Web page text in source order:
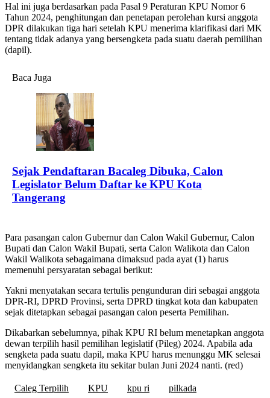
Hal ini juga berdasarkan pada Pasal 9 Peraturan KPU Nomor 6
Tahun 2024, penghitungan dan penetapan perolehan kursi anggota
DPR dilakukan tiga hari setelah KPU menerima klarifikasi dari MK
tentang tidak adanya yang bersengketa pada suatu daerah pemilihan
(dapil).
Baca Juga
Sejak Pendaftaran Bacaleg Dibuka, Calon
Legislator Belum Daftar ke KPU Kota
Tangerang
Para pasangan calon Gubernur dan Calon Wakil Gubernur, Calon
Bupati dan Calon Wakil Bupati, serta Calon Walikota dan Calon
Wakil Walikota sebagaimana dimaksud pada ayat (1) harus
memenuhi persyaratan sebagai berikut:
Yakni menyatakan secara tertulis pengunduran diri sebagai anggota
DPR-RI, DPRD Provinsi, serta DPRD tingkat kota dan kabupaten
sejak ditetapkan sebagai pasangan calon peserta Pemilihan.
Dikabarkan sebelumnya, pihak KPU RI belum menetapkan anggota
dewan terpilih hasil pemilihan legislatif (Pileg) 2024. Apabila ada
sengketa pada suatu dapil, maka KPU harus menunggu MK selesai
menyidangkan sengketa itu sekitar bulan Juni 2024 nanti. (red)
Caleg Terpilih KPU kpu ri
pilkada